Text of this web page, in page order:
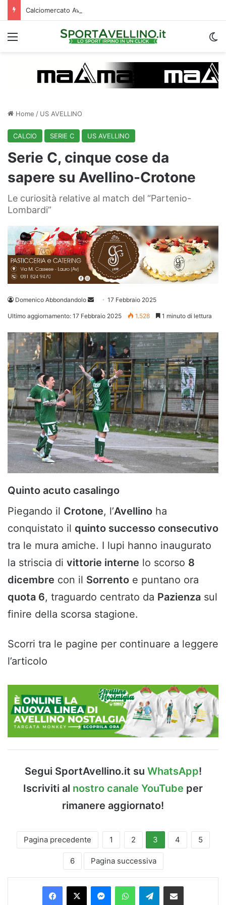
Menu
Home / US AVELLINO
CALCIO SERIE C US AVELLINO
Serie C, cinque cose da
sapere su Avellino-Crotone
Le curiosità relative al match del “Partenio-
Lombardi”
Domenico Abbondandolo
Invia 17 Febbraio 2025
Ultimo aggiornamento: 17 Febbraio 2025 1.528 1 minuto di lettura
Quinto acuto casalingo
Piegando il Crotone, l’Avellino ha
conquistato il quinto successo consecutivo
tra le mura amiche. I lupi hanno inaugurato
la striscia di vittorie interne lo scorso 8
dicembre con il Sorrento e puntano ora
quota 6, traguardo centrato da Pazienza sul
finire della scorsa stagione.
Scorri tra le pagine per continuare a leggere
l’articolo
Segui SportAvellino.it su WhatsApp!
Iscriviti al nostro canale YouTube per
rimanere aggiornato!
Pagina precedente 1 2 3 4 5
6 Pagina successiva
Facebook
X MessengerWhatsAppTelegramCondividi via Email